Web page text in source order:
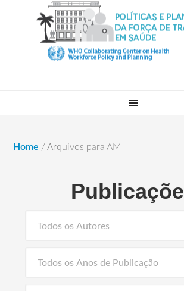
Home / Arquivos para AM